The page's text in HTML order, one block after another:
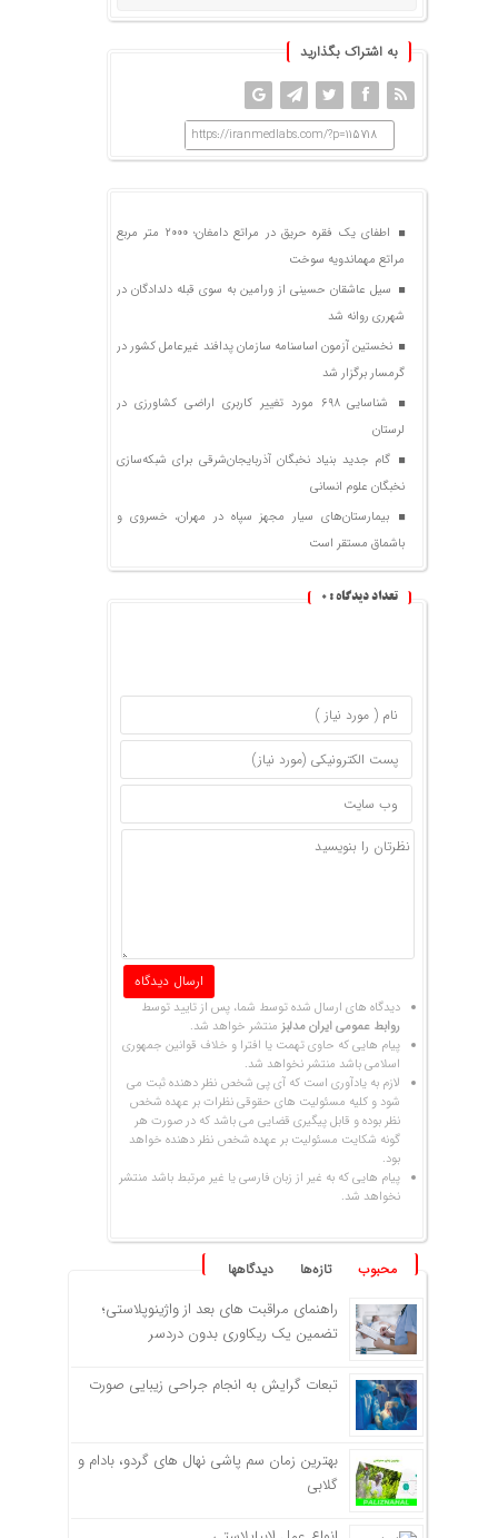
به اشتراک بگذارید
https://iranmedlabs.com/?p=115718
اطفای یک فقره حریق در مراتع دامغان؛ ۲۰۰۰ متر مربع
مراتع مهماندویه سوخت
سیل عاشقان حسینی از ورامین به سوی قبله دلدادگان در
شهرری روانه شد
نخستین آزمون اساسنامه سازمان پدافند غیرعامل کشور در
گرمسار برگزار شد
شناسایی ۶۹۸ مورد تغییر کاربری اراضی کشاورزی در
لرستان
گام جدید بنیاد نخبگان آذربایجان‌شرقی برای شبکه‌سازی
نخبگان علوم انسانی
بیمارستان‌های سیار مجهز سپاه در مهران، خسروی و
باشماق مستقر است
تعداد دیدگاه : 0
دیدگاه های ارسال شده توسط شما، پس از تایید توسط
روابط عمومی ایران مدلبز منتشر خواهد شد.
پیام هایی که حاوی تهمت یا افترا و خلاف قوانین جمهوری
اسلامی باشد منتشر نخواهد شد.
لازم به یادآوری است که آی پی شخص نظر دهنده ثبت می
شود و کلیه مسئولیت های حقوقی نظرات بر عهده شخص
نظر بوده و قابل پیگیری قضایی می باشد که در صورت هر
گونه شکایت مسئولیت بر عهده شخص نظر دهنده خواهد
بود.
پیام هایی که به غیر از زبان فارسی یا غیر مرتبط باشد منتشر
نخواهد شد.
محبوب تازه‌ها دیدگاهها
راهنمای مراقبت های بعد از واژینوپلاستی؛
تضمین یک ریکاوری بدون دردسر
تبعات گرایش به انجام جراحی زیبایی صورت
بهترین زمان سم پاشی نهال های گردو، بادام و
گلابی